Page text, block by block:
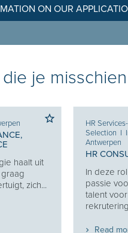
ON OUR
je
haalt uit
zich...
HR
Selection I
Antwerpen
HR
In deze
passie
talent
Read